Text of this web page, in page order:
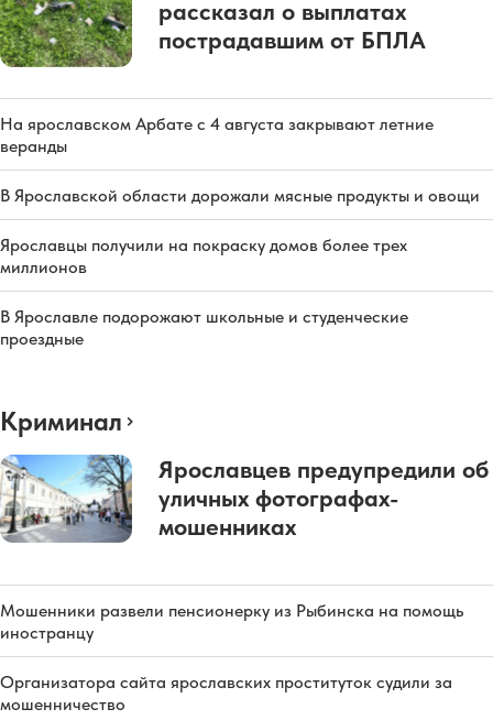
рассказал о выплатах
пострадавшим от БПЛА
На ярославском Арбате с 4 августа закрывают летние
веранды
В Ярославской области дорожали мясные продукты и овощи
Ярославцы получили на покраску домов более трех
миллионов
В Ярославле подорожают школьные и студенческие
проездные
Криминал
Ярославцев предупредили об
уличных фотографах-
мошенниках
Мошенники развели пенсионерку из Рыбинска на помощь
иностранцу
Организатора сайта ярославских проституток судили за
мошенничество